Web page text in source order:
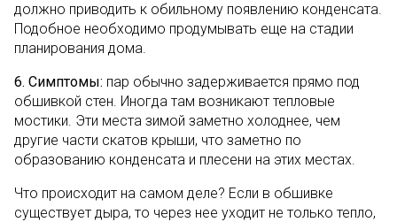
должно приводить к обильному появлению конденсата.
Подобное необходимо продумывать еще на стадии
планирования дома.
6. Симптомы: пар обычно задерживается прямо под
обшивкой стен. Иногда там возникают тепловые
мостики. Эти места зимой заметно холоднее, чем
другие части скатов крыши, что заметно по
образованию конденсата и плесени на этих местах.
Что происходит на самом деле? Если в обшивке
существует дыра, то через нее уходит не только тепло,